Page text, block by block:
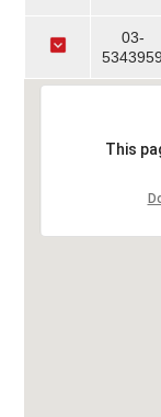
03-
5343959
This